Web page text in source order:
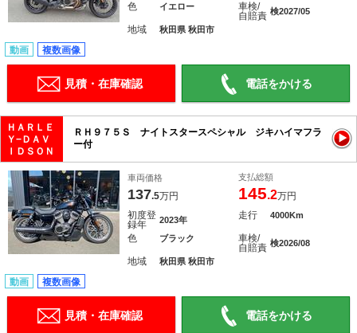
色 イエロー
車検/
自賠責 検2027/05
地域 秋田県 秋田市
動画 複数画像
見積・在庫確認 電話をかける
ＨＡＲＬＥ
Ｙ−ＤＡＶ
ＩＤＳＯＮ
ＲＨ９７５Ｓ ナイトスタースペシャル ジキハイマフラ
ー付
車両価格
137.5万円
支払総額
145.2万円
初度登
録年
2023年 走行 4000Km
色 ブラック
車検/
自賠責 検2026/08
地域 秋田県 秋田市
動画 複数画像
見積・在庫確認 電話をかける